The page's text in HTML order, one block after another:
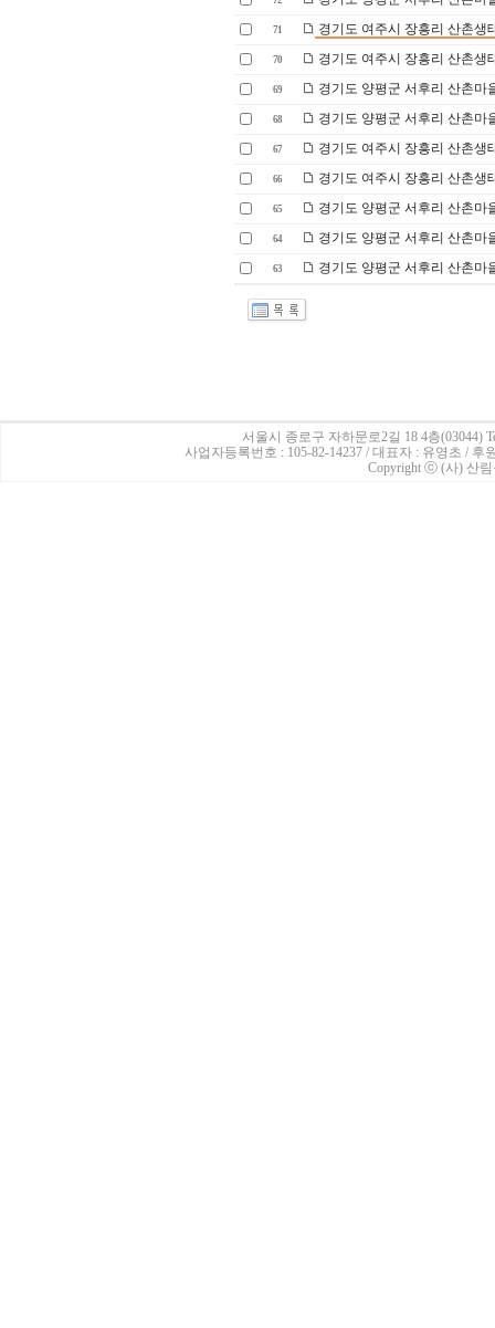
71 경기도 여주시 장흥리 산촌생
70 경기도 여주시 장흥리 산촌생
69 경기도 양평군 서후리 산촌마
68 경기도 양평군 서후리 산촌마
67 경기도 여주시 장흥리 산촌생
66 경기도 여주시 장흥리 산촌생
65 경기도 양평군 서후리 산촌마
64 경기도 양평군 서후리 산촌마
63 경기도 양평군 서후리 산촌마
서울시 종로구 자하문로2길 18 4층(03044)
사업자등록번호 : 105-82-14237 / 대표자 : 유영초 /
Copyright ⓒ (사) 산림